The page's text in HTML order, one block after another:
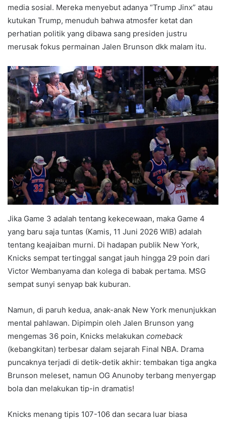
media sosial. Mereka menyebut adanya “Trump Jinx” atau
kutukan Trump, menuduh bahwa atmosfer ketat dan
perhatian politik yang dibawa sang presiden justru
merusak fokus permainan Jalen Brunson dkk malam itu.
Jika Game 3 adalah tentang kekecewaan, maka Game 4
yang baru saja tuntas (Kamis, 11 Juni 2026 WIB) adalah
tentang keajaiban murni. Di hadapan publik New York,
Knicks sempat tertinggal sangat jauh hingga 29 poin dari
Victor Wembanyama dan kolega di babak pertama. MSG
sempat sunyi senyap bak kuburan.
Namun, di paruh kedua, anak-anak New York menunjukkan
mental pahlawan. Dipimpin oleh Jalen Brunson yang
mengemas 36 poin, Knicks melakukan comeback
(kebangkitan) terbesar dalam sejarah Final NBA. Drama
puncaknya terjadi di detik-detik akhir: tembakan tiga angka
Brunson meleset, namun OG Anunoby terbang menyergap
bola dan melakukan tip-in dramatis!
Knicks menang tipis 107-106 dan secara luar biasa